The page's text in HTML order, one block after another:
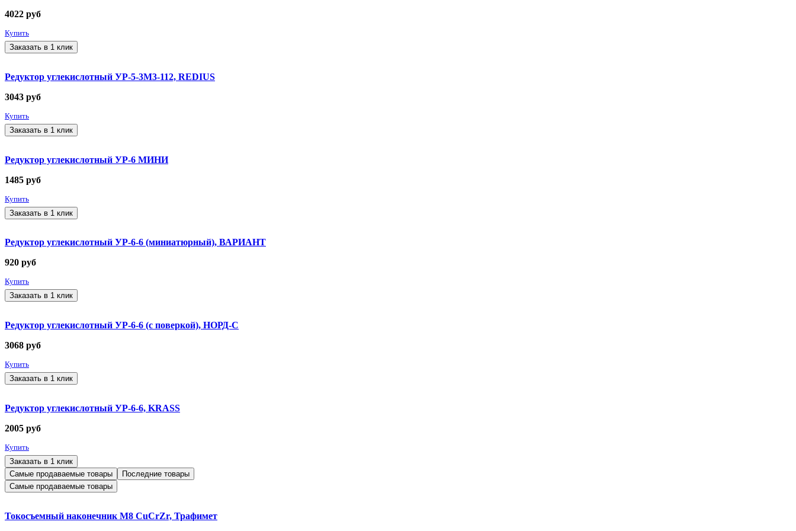
4022 руб
Купить
Заказать в 1 клик
Редуктор углекислотный УР-5-3М3-112, REDIUS
3043 руб
Купить
Заказать в 1 клик
Редуктор углекислотный УР-6 МИНИ
1485 руб
Купить
Заказать в 1 клик
Редуктор углекислотный УР-6-6 (миниатюрный), ВАРИАНТ
920 руб
Купить
Заказать в 1 клик
Редуктор углекислотный УР-6-6 (с поверкой), НОРД-С
3068 руб
Купить
Заказать в 1 клик
Редуктор углекислотный УР-6-6, KRASS
2005 руб
Купить
Заказать в 1 клик
Самые продаваемые товары
Последние товары
Самые продаваемые товары
Токосъемный наконечник М8 CuCrZr, Трафимет